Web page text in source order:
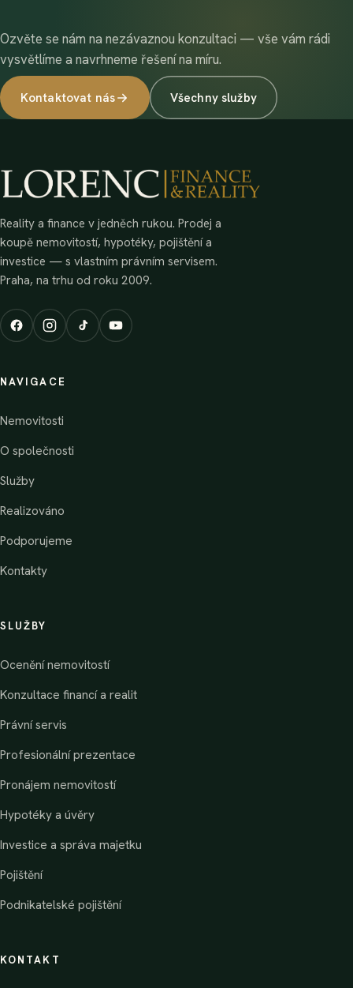
Ozvěte se nám na nezávaznou konzultaci — vše vám rádi
vysvětlíme a navrhneme řešení na míru.
Kontaktovat nás Všechny služby
Reality a finance v jedněch rukou. Prodej a
koupě nemovitostí, hypotéky, pojištění a
investice — s vlastním právním servisem.
Praha, na trhu od roku 2009.
NAVIGACE
Nemovitosti
O společnosti
Služby
Realizováno
Podporujeme
Kontakty
SLUŽBY
Ocenění nemovitostí
Konzultace financí a realit
Právní servis
Profesionální prezentace
Pronájem nemovitostí
Hypotéky a úvěry
Investice a správa majetku
Pojištění
Podnikatelské pojištění
KONTAKT